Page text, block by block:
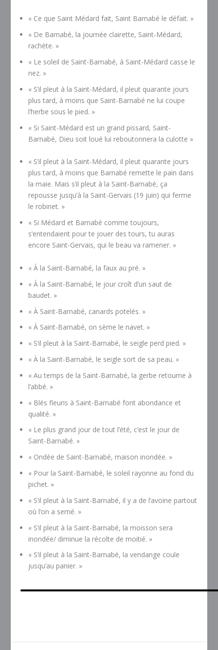
« Ce que Saint Médard fait, Saint Barnabé le défait. »
« De Barnabé, la journée clairette, Saint-Médard,
rachète. »
« Le soleil de Saint-Barnabé, à Saint-Médard casse le
nez. »
« S’il pleut à la Saint-Médard, il pleut quarante jours
plus tard, à moins que Saint-Barnabé ne lui coupe
l’herbe sous le pied. »
« Si Saint-Médard est un grand pissard, Saint-
Barnabé, Dieu soit loué lui reboutonnera la culotte »
« S’il pleut à la Saint-Médard, il pleut quarante jours
plus tard, à moins que Barnabé remette le pain dans
la maie. Mais s’il pleut à la Saint-Barnabé, ça
repousse jusqu’à la Saint-Gervais (19 juin) qui ferme
le robinet. »
« Si Médard et Barnabé comme toujours,
s’entendaient pour te jouer des tours, tu auras
encore Saint-Gervais, qui le beau va ramener. »
« À la Saint-Barnabé, la faux au pré. »
« À la Saint-Barnabé, le jour croît d’un saut de
baudet. »
« À Saint-Barnabé, canards potelés. »
« À Saint-Barnabé, on sème le navet. »
« S’il pleut à la Saint-Barnabé, le seigle perd pied. »
« À la Saint-Barnabé, le seigle sort de sa peau. »
« Au temps de la Saint-Barnabé, la gerbe retourne à
l’abbé. »
« Blés fleuris à Saint-Barnabé font abondance et
qualité. »
« Le plus grand jour de tout l’été, c’est le jour de
Saint-Barnabé. »
« Ondée de Saint-Barnabé, maison inondée. »
« Pour la Saint-Barnabé, le soleil rayonne au fond du
pichet. »
« S’il pleut à la Saint-Barnabé, il y a de l’avoine partout
où l’on a semé. »
« S’il pleut à la Saint-Barnabé, la moisson sera
inondée/ diminue la récolte de moitié. »
« S’il pleut à la Saint-Barnabé, la vendange coule
jusqu’au panier. »